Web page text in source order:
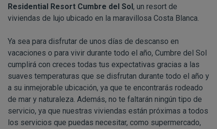
Residential Resort Cumbre del Sol, un resort de
viviendas de lujo ubicado en la maravillosa Costa Blanca.
Ya sea para disfrutar de unos días de descanso en
vacaciones o para vivir durante todo el año, Cumbre del Sol
cumplirá con creces todas tus expectativas gracias a las
suaves temperaturas que se disfrutan durante todo el año y
a su inmejorable ubicación, ya que te encontrarás rodeado
de mar y naturaleza. Además, no te faltarán ningún tipo de
servicio, ya que nuestras viviendas están próximas a todos
los servicios que puedas necesitar, como supermercado,